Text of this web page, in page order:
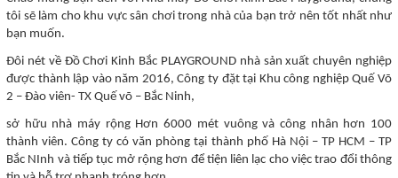
tôi sẽ làm cho khu vực sân chơi trong nhà của bạn trở nên tốt nhất như
bạn muốn.
Đôi nét về Đồ Chơi Kinh Bắc PLAYGROUND nhà sản xuất chuyên nghiệp
được thành lập vào năm 2016, Công ty đặt tại Khu công nghiệp Quế Võ
2 – Đào viên- TX Quế võ – Bắc Ninh,
sở hữu nhà máy rộng Hơn 6000 mét vuông và công nhân hơn 100
thành viên. Công ty có văn phòng tại thành phố Hà Nội – TP HCM – TP
Bắc NInh và tiếp tục mở rộng hơn để tiện liên lạc cho việc trao đổi thông